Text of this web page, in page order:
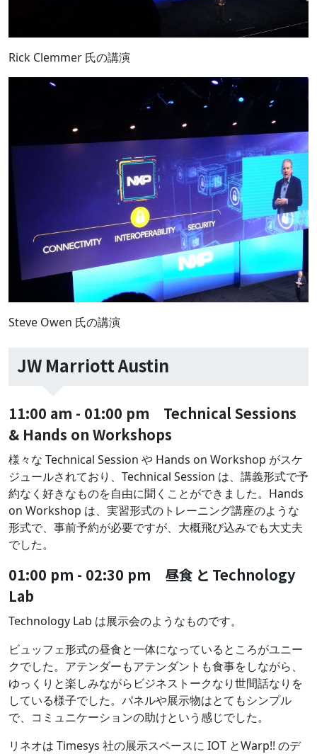
Rick Clemmer 氏の講演
Steve Owen 氏の講演
JW Marriott Austin
11:00 am - 01:00 pm Technical Sessions
& Hands on Workshops
様々な Technical Session や Hands on Workshop がスケ
ジュールされており、Technical Session は、講義形式で予
約なく好きなものを自由に聞くことができました。Hands
on Workshop は、実習形式のトレーニング講座のような
形式で、事前予約が必要ですが、大概飛び込みでも大丈夫
でした。
01:00 pm - 02:30 pm 昼食 と Technology
Lab
Technology Lab は展示会のようなものです。
ビュッフェ形式の昼食と一体になっているところがユニー
クでした。アテンダーもアテンダントも食事をしながら、
ゆっくりと楽しみながらビジネストークなり世間話なりを
している様子でした。パネルや展示物はとてもシンプル
で、コミュニケーションの助けという感じでした。
リネオは Timesys 社の展示スペースに IOT とWarp!! のデ